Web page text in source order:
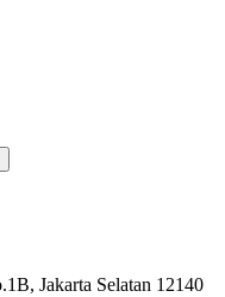
Jakarta Selatan 12140